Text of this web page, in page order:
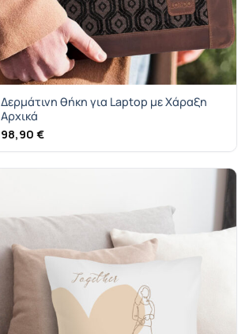
Δερμάτινη θήκη για Laptop με Χάραξη
Αρχικά
98,90€